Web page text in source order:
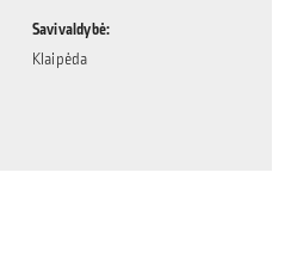
Savivaldybė
Klaipėda